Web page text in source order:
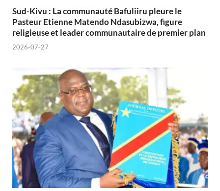
Sud-Kivu : La communauté Bafuliiru pleure le
Pasteur Etienne Matendo Ndasubizwa, figure
religieuse et leader communautaire de premier plan
2026-07-27